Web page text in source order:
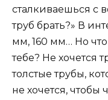
сталкиваешься с
труб брать?» В
мм, 160 мм… Но
тебе? Не хочется
толстые трубы,
не хочется,